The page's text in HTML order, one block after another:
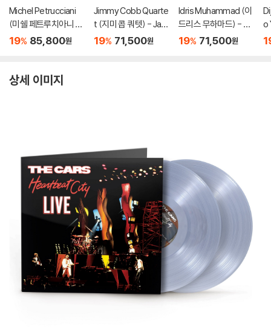
Michel Petrucciani
(미쉘 페트루치아니 ) -
Kuumbwa [2LP]
19% 85,800원
Jimmy Cobb Quarte
t (지미 콥 쿼텟) - Jaz
z In The Key of Blue
19% 71,500원
Idris Muhammad (이
드리스 무하마드) - Ka
bsha [인디고 & 딥 핑
19% 71,500원
o
상세 이미지